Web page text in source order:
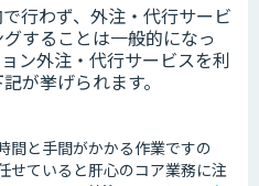
行わず、外注・代行サービ
することは一般的になっ
ン外注・代行サービスを利
が挙げられます。
間と手間がかかる作業ですの
せていると肝心のコア業務に注